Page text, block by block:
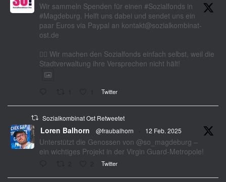
Wir sammeln Spenden für einen #Sozialfonds in
#Magdeburg. Helft uns dabei und sendet uns ein
paar Euros via Paypal an kontakt@sozialkombinat-
ost.de
✊🏽 Wir machen den Sozialfonds einfach selbst, weil die
Stadtverwaltung ihre Versprechen nicht hält!
Twitter
Sozialkombinat Ost Retweetet
Loren Balhorn @fraubalhorn · 12 Feb. 2025
Unterstützt die Genossen von @so_magdeburg –
ein wichtiges Projekt in der Virgin Guard-Metropole!
Twitter